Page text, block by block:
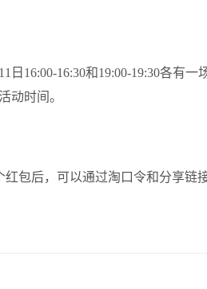
日16:00-16:30和19:00-19:30各有
动时间。
包后，可以通过淘口令和分享链